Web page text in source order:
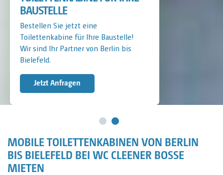
BAUSTELLE
Bestellen Sie jetzt eine
Toilettenkabine für Ihre Baustelle!
Wir sind Ihr Partner von Berlin bis
Bielefeld.
Jetzt Anfragen
MOBILE TOILETTENKABINEN VON BERLIN
BIS BIELEFELD BEI WC CLEENER BOSSE
MIETEN